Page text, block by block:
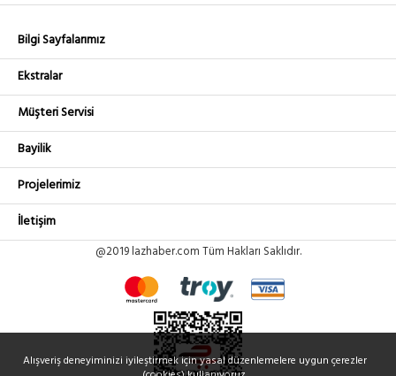
Bilgi Sayfalarımız
Ekstralar
Müşteri Servisi
Bayilik
Projelerimiz
İletişim
@2019 lazhaber.com Tüm Hakları Saklıdır.
Alışveriş deneyiminizi iyileştirmek için yasal düzenlemelere uygun çerezler